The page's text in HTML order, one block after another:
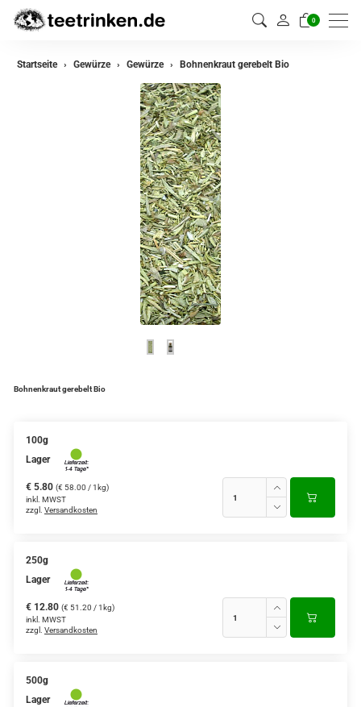
0
zurück
Startseite Gewürze Gewürze Bohnenkraut gerebelt Bio
Bohnenkraut gerebelt Bio
100g
Lager
€ 5.80 (€ 58.00 / 1kg)
inkl. MWST
zzgl. Versandkosten
250g
Lager
€ 12.80 (€ 51.20 / 1kg)
inkl. MWST
zzgl. Versandkosten
500g
Lager